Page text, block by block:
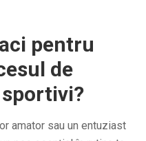
pentru
de
amator sau un entuziast